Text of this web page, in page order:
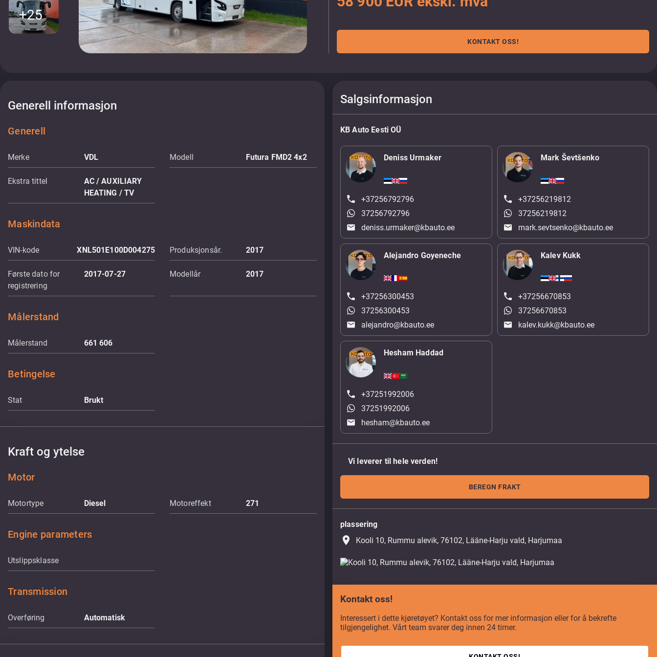
+25
KONTAKT OSS!
Generell informasjon
Generell
Merke VDL Modell Futura FMD2 4x2
Ekstra tittel
AC / AUXILIARY
HEATING / TV
Maskindata
VIN-kode XNL501E100D004275 Produksjonsår. 2017
Første dato for
registrering
2017-07-27 Modellår 2017
Målerstand
Målerstand 661 606
Betingelse
Stat Brukt
Kraft og ytelse
Motor
Motortype Diesel Motoreffekt 271
Engine parameters
Utslippsklasse
Transmission
Overføring Automatisk
Salgsinformasjon
KB Auto Eesti OÜ
Deniss Urmaker
+37256792796
37256792796
deniss.urmaker@kbauto.ee
Mark Ševtšenko
+37256219812
37256219812
mark.sevtsenko@kbauto.ee
Alejandro Goyeneche
+37256300453
37256300453
alejandro@kbauto.ee
Kalev Kukk
+37256670853
37256670853
kalev.kukk@kbauto.ee
Hesham Haddad
+37251992006
37251992006
hesham@kbauto.ee
Vi leverer til hele verden!
BEREGN FRAKT
plassering
place Kooli 10, Rummu alevik, 76102, Lääne-Harju vald, Harjumaa
Kontakt oss!
Interessert i dette kjøretøyet? Kontakt oss for mer informasjon eller for å bekrefte
tilgjengelighet. Vårt team svarer deg innen 24 timer.